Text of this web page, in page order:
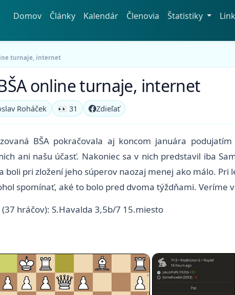
Domov Články Kalendár Členovia Štatistiky
turnaje, internet
online turnaje, internet
Roháček 👀 31 Zdieľať
BŠA pokračovala aj koncom januára
ani našu účasť. Nakoniec sa v nich predstavil iba
boli pri zložení jeho súperov naozaj menej ako málo.
spomínať, aké to bolo pred dvoma týždňami. Veríme
(37 hráčov): S.Havalda 3,5b/7 15.miesto